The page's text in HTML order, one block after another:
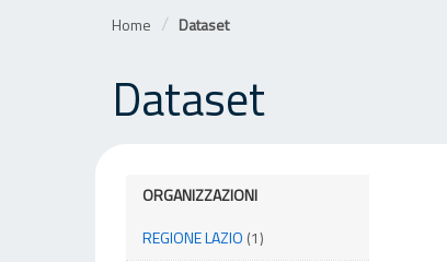
Home Dataset
Dataset
ORGANIZZAZIONI
REGIONE LAZIO (1)